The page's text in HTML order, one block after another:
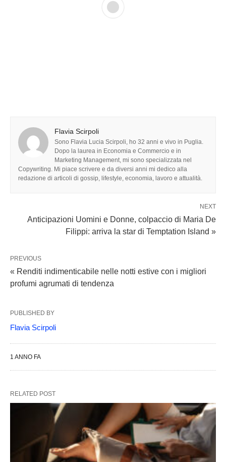
Flavia Scirpoli
Sono Flavia Lucia Scirpoli, ho 32 anni e vivo in Puglia.
Dopo la laurea in Economia e Commercio e in
Marketing Management, mi sono specializzata nel
Copywriting. Mi piace scrivere e da diversi anni mi dedico alla
redazione di articoli di gossip, lifestyle, economia, lavoro e attualità.
NEXT
Anticipazioni Uomini e Donne, colpaccio di Maria De
Filippi: arriva la star di Temptation Island »
PREVIOUS
« Renditi indimenticabile nelle notti estive con i migliori
profumi agrumati di tendenza
PUBLISHED BY
Flavia Scirpoli
1 ANNO FA
RELATED POST